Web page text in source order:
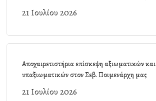
21 Ιουλίου 2026
Αποχαιρετιστήρια επίσκεψη αξιωματικών και
υπαξιωματικών στον Σεβ. Ποιμενάρχη μας
21 Ιουλίου 2026